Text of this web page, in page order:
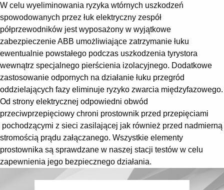
W celu wyeliminowania ryzyka wtórnych uszkodzeń
spowodowanych przez łuk elektryczny zespół
półprzewodników jest wyposażony w wyjątkowe
zabezpieczenie ABB umożliwiające zatrzymanie łuku
ewentualnie powstałego podczas uszkodzenia tyrystora
wewnątrz specjalnego pierścienia izolacyjnego. Dodatkowe
zastosowanie odpornych na działanie łuku przegród
oddzielających fazy eliminuje ryzyko zwarcia międzyfazowego.
Od strony elektrycznej odpowiedni obwód
przeciwprzepięciowy chroni prostownik przed przepięciami
pochodzącymi z sieci zasilającej jak również przed nadmierną
stromością prądu załączanego. Wszystkie elementy
prostownika są sprawdzane w naszej stacji testów w celu
zapewnienia jego bezpiecznego działania.